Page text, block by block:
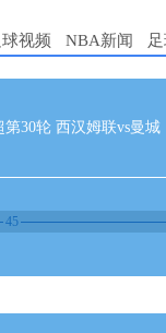
球视频 NBA新闻
第30轮 西汉姆联vs曼城
45